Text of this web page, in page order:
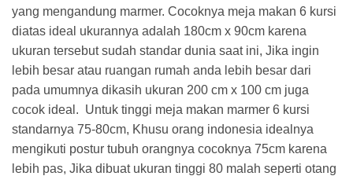
yang mengandung marmer. Cocoknya meja makan 6 kursi
diatas ideal ukurannya adalah 180cm x 90cm karena
ukuran tersebut sudah standar dunia saat ini, Jika ingin
lebih besar atau ruangan rumah anda lebih besar dari
pada umumnya dikasih ukuran 200 cm x 100 cm juga
cocok ideal. Untuk tinggi meja makan marmer 6 kursi
standarnya 75-80cm, Khusu orang indonesia idealnya
mengikuti postur tubuh orangnya cocoknya 75cm karena
lebih pas, Jika dibuat ukuran tinggi 80 malah seperti otang